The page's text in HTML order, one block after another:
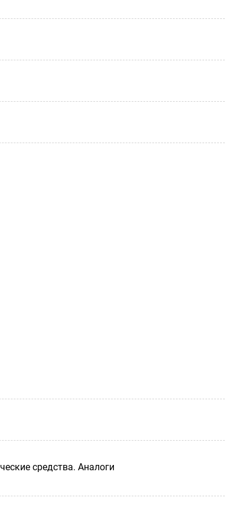
средства. Аналоги